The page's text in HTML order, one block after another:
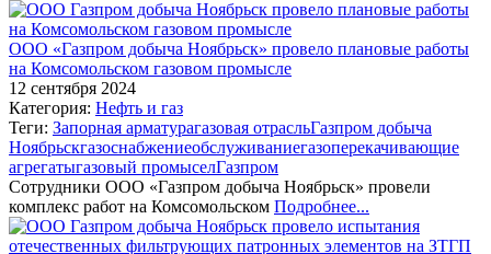
ООО «Газпром добыча Ноябрьск» провело плановые работы
на Комсомольском газовом промысле
12 сентября 2024
Категория: Нефть и газ
Теги: Запорная арматурагазовая отрасльГазпром добыча
Ноябрьскгазоснабжениеобслуживаниегазоперекачивающие
агрегатыгазовый промыселГазпром
Сотрудники ООО «Газпром добыча Ноябрьск» провели
комплекс работ на Комсомольском Подробнее...